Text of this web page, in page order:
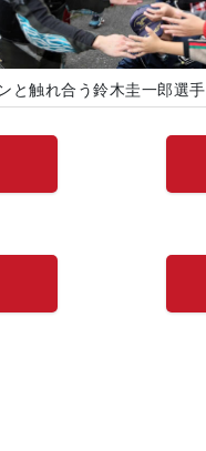
と触れ合う鈴木圭一郎選手